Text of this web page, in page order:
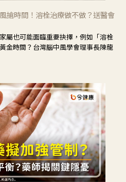
搶時間！溶栓治療做不做？送醫會
屬也可能面臨重要抉擇，例如「溶栓
金時間？台灣腦中風學會理事長陳龍